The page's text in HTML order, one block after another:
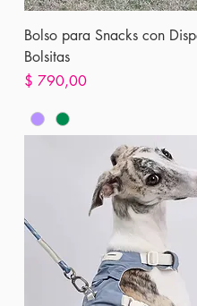
Bolso para Snacks con
Bolsitas
Precio
$ 790,00